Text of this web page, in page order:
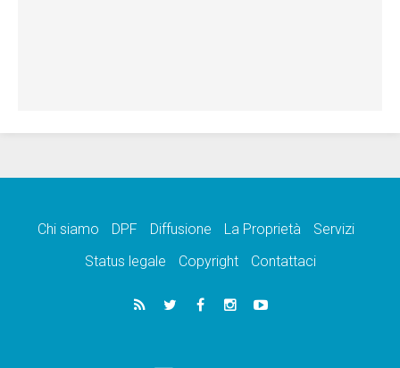
Chi siamo DPF Diffusione La Proprietà
Servizi
Status legale
Copyright Contattaci